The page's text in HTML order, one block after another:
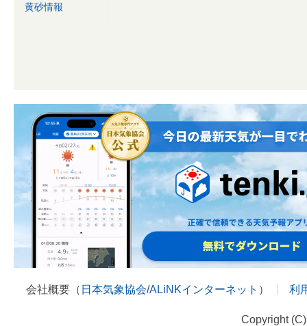
黄砂情報
会社概要（ 日本気象協会/ALiNKインターネット ） 利
Copyright